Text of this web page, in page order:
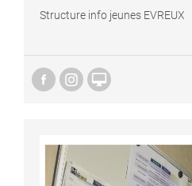
Structure info jeunes EVREUX
